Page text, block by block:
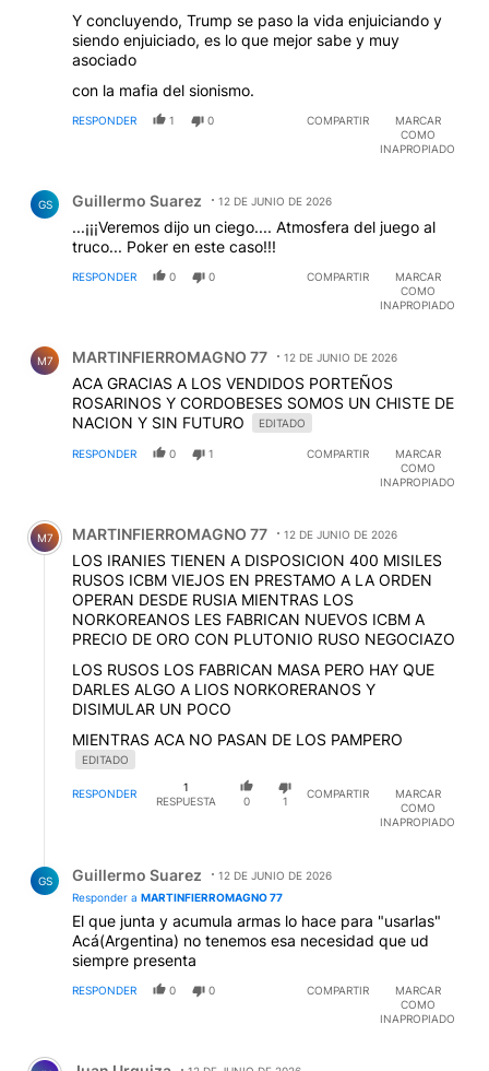
Y concluyendo, Trump se paso la vida enjuiciando y
siendo enjuiciado, es lo que mejor sabe y muy
asociado
con la mafia del sionismo.
RESPONDER 1 0 COMPARTIR
MARCAR
COMO
INAPROPIADO
GS Guillermo Suarez 12 DE JUNIO DE 2026
...¡¡¡Veremos dijo un ciego.... Atmosfera del juego al
truco... Poker en este caso!!!
RESPONDER 0 0 COMPARTIR
MARCAR
COMO
INAPROPIADO
M7 MARTINFIERROMAGNO 77 12 DE JUNIO DE 2026
ACA GRACIAS A LOS VENDIDOS PORTEÑOS
ROSARINOS Y CORDOBESES SOMOS UN CHISTE DE
NACION Y SIN FUTURO
EDITADO
RESPONDER 0 1 COMPARTIR
MARCAR
COMO
INAPROPIADO
Comentario de MARTINFIERROMAGNO 77.
M7 MARTINFIERROMAGNO 77 12 DE JUNIO DE 2026
LOS IRANIES TIENEN A DISPOSICION 400 MISILES
RUSOS ICBM VIEJOS EN PRESTAMO A LA ORDEN
OPERAN DESDE RUSIA MIENTRAS LOS
NORKOREANOS LES FABRICAN NUEVOS ICBM A
PRECIO DE ORO CON PLUTONIO RUSO NEGOCIAZO
LOS RUSOS LOS FABRICAN MASA PERO HAY QUE
DARLES ALGO A LIOS NORKORERANOS Y
DISIMULAR UN POCO
MIENTRAS ACA NO PASAN DE LOS PAMPERO
EDITADO
RESPONDER
1
RESPUESTA
0 1
COMPARTIR
MARCAR
COMO
INAPROPIADO
GS Guillermo Suarez
12 DE JUNIO DE 2026
Responder a MARTINFIERROMAGNO 77
El que junta y acumula armas lo hace para "usarlas"
Acá(Argentina) no tenemos esa necesidad que ud
siempre presenta
RESPONDER 0 0 COMPARTIR
MARCAR
COMO
INAPROPIADO
Comentario de Juan Urquiza.